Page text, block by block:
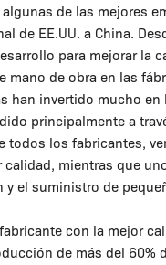
algunas de las mejores
de EE.UU. a China.
para mejorar la
mano de obra en las
han invertido mucho
principalmente a
todos los fabricantes,
mientras que
y el suministro de
con la mejor
de más del